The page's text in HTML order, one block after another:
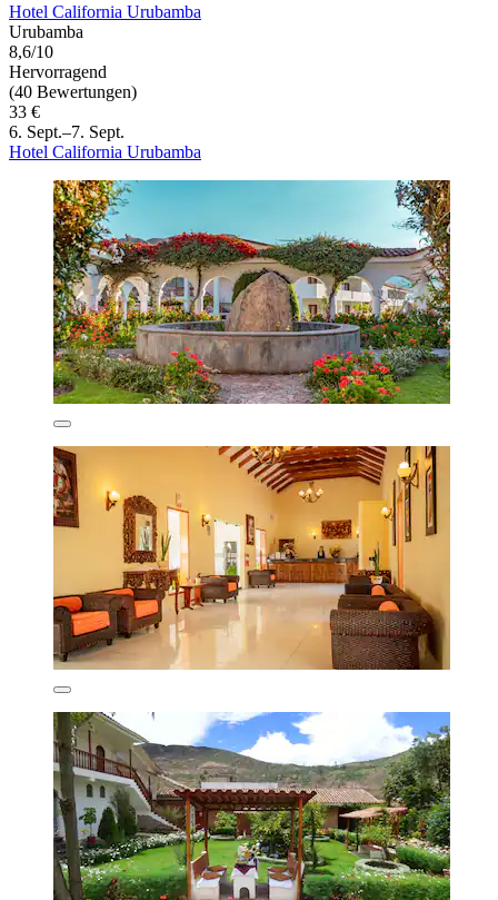
Hotel California Urubamba
Urubamba
8,6/10
Hervorragend
(40 Bewertungen)
33 €
6. Sept.–7. Sept.
Hotel California Urubamba